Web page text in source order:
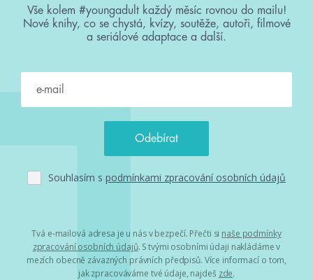
Vše kolem #youngadult každý měsíc rovnou do mailu!
Nové knihy, co se chystá, kvízy, soutěže, autoři, filmové
a seriálové adaptace a další.
Souhlasím s podmínkami zpracování osobních údajů
Tvá e-mailová adresa je u nás v bezpečí. Přečti si naše podmínky
zpracování osobních údajů. S tvými osobními údaji nakládáme v
mezích obecně závazných právních předpisů. Více informací o tom,
jak zpracováváme tvé údaje, najdeš zde.